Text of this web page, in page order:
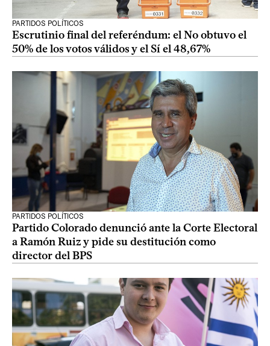
PARTIDOS POLÍTICOS
Escrutinio final del referéndum: el No obtuvo el
50% de los votos válidos y el Sí el 48,67%
PARTIDOS POLÍTICOS
Partido Colorado denunció ante la Corte Electoral
a Ramón Ruiz y pide su destitución como
director del BPS